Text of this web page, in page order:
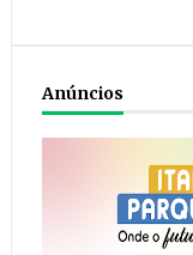
Anúncios